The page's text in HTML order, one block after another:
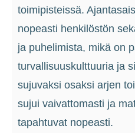
toimipisteissä.
nopeasti henkilöstön
ja puhelimista, mikä on
turvallisuuskulttuuria ja
sujuvaksi osaksi arjen
sujui vaivattomasti ja
tapahtuvat nopeasti​.